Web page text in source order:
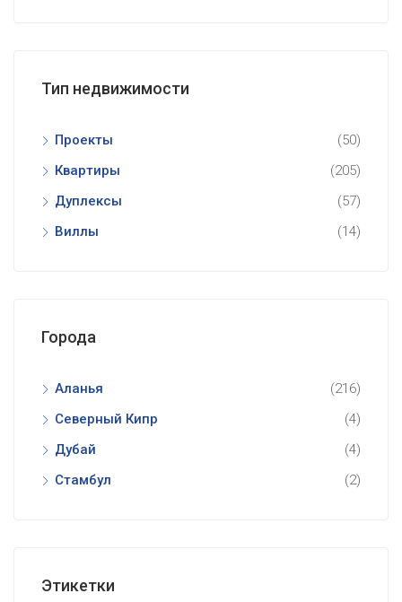
Тип недвижимости
Проекты
(50)
Квартиры
(205)
Дуплексы
(57)
Виллы
(14)
Города
Аланья
(216)
Северный Кипр
(4)
Дубай
(4)
Стамбул
(2)
Этикетки